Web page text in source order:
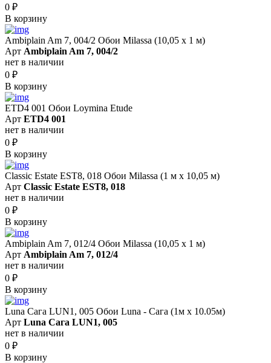
0 ₽
В корзину
Ambiplain Am 7, 004/2 Обои Milassa (10,05 х 1 м)
Арт Ambiplain Am 7, 004/2
нет в наличии
0 ₽
В корзину
ETD4 001 Обои Loymina Etude
Арт ETD4 001
нет в наличии
0 ₽
В корзину
Classic Estate EST8, 018 Обои Milassa (1 м х 10,05 м)
Арт Classic Estate EST8, 018
нет в наличии
0 ₽
В корзину
Ambiplain Am 7, 012/4 Обои Milassa (10,05 х 1 м)
Арт Ambiplain Am 7, 012/4
нет в наличии
0 ₽
В корзину
Luna Сага LUN1, 005 Обои Luna - Сага (1м х 10.05м)
Арт Luna Сага LUN1, 005
нет в наличии
0 ₽
В корзину